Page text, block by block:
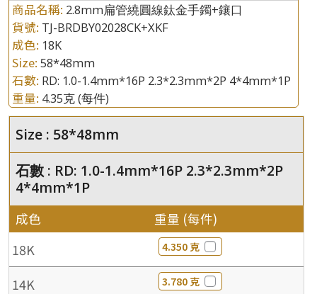
商品名稱: 2.8mm扁管繞圓線鈦金手鐲+鑲口
貨號: TJ-BRDBY02028CK+XKF
成色: 18K
Size: 58*48mm
石數: RD: 1.0-1.4mm*16P 2.3*2.3mm*2P 4*4mm*1P
重量: 4.35克(每件)
Size : 58*48mm
石數 : RD: 1.0-1.4mm*16P 2.3*2.3mm*2P
4*4mm*1P
成色 重量 (每件)
18K 4.350 克
14K 3.780 克